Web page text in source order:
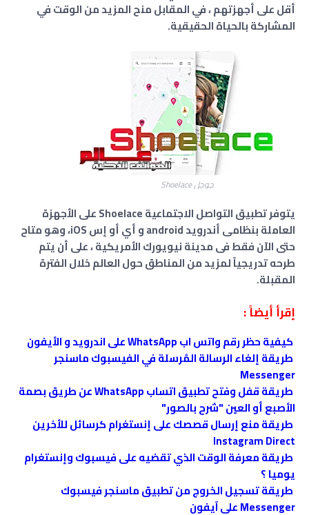
أقل على أجهزتهم ، في المقابل منح المزيد من الوقت في
المشاركة بالحياة الحقيقية.
جوجل Shoelace
يتوفر تطبيق التواصل الاجتماعية Shoelace على الأجهزة
العاملة بنظامى أندرويد android و أي أو إس iOS، وهو متاح
حتى الآن فقط فى مدينة نيويورك الأمريكية ، على أن يتم
طرحه تدريجياً لمزيد من المناطق حول العالم خلال الفترة
المقبلة.
إقرأ أيضاً :
كيفية حظر رقم واتس اب WhatsApp على اندرويد و الأيفون
طريقة إلغاء الرسالة المُرسلة في الفيسبوك ماسنجر
Messenger
طريقة قفل وفتح تطبيق اتساب WhatsApp عن طريق بصمة
الأصبع أو العين "شرح بالصور"
طريقة منع إرسال قصصك على إنستغرام ﻛﺮﺳﺎﺋﻞ للأخرين
Instagram Direct
طريقة معرفة الوقت الذي تقضيه على فيسبوك وإنستغرام
يوميا ؟
طريقة تسجيل الخروج من تطبيق ماسنجر فيسبوك
Messenger على آيفون